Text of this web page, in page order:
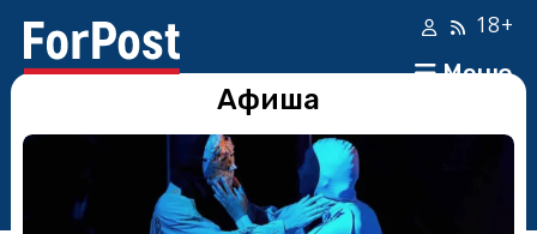
Меню
18+
Афиша